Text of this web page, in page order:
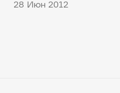
28 Июн 2012